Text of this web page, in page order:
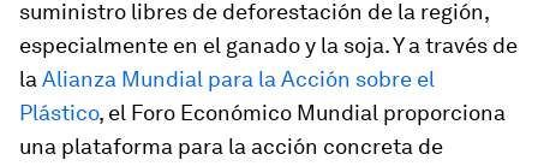
suministro libres de deforestación de la región,
especialmente en el ganado y la soja. Y a través de
la Alianza Mundial para la Acción sobre el
Plástico, el Foro Económico Mundial proporciona
una plataforma para la acción concreta de